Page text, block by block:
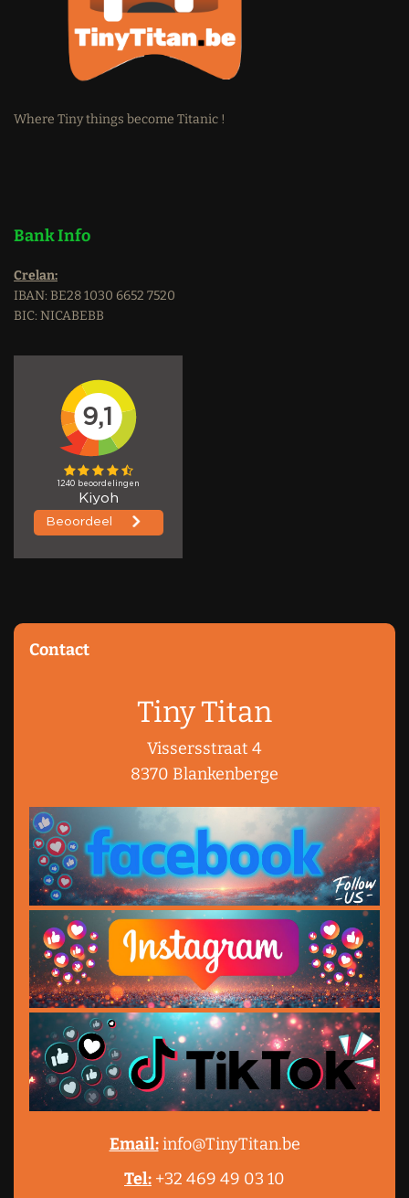
Where Tiny things become Titanic !
Bank Info
Crelan:
IBAN: BE28 1030 6652 7520
BIC: NICABEBB
Contact
Tiny Titan
Vissersstraat 4
8370 Blankenberge
Email:info@TinyTitan.be
Tel: +32 469 49 03 10